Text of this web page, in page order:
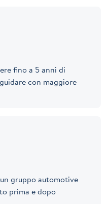
fino a 5 anni di
con maggiore
gruppo automotive
prima e dopo